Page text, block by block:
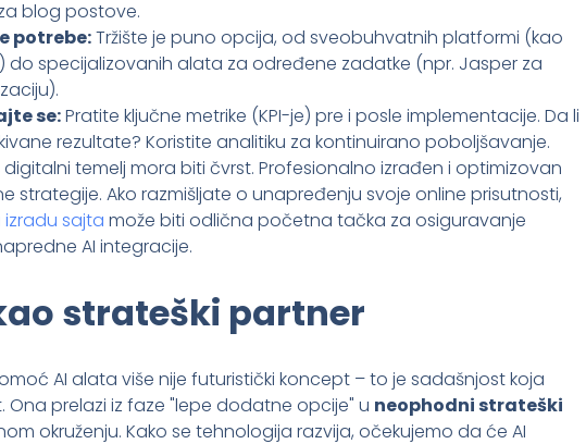
blog postove.
potrebe:Tržište je puno opcija, od sveobuhvatnih platformi (kao
do specijalizovanih alata za određene zadatke (npr. Jasper za
se:Pratite ključne metrike (KPI-je) pre i posle implementacije. Da li
rezultate? Koristite analitiku za kontinuirano poboljšavanje.
temelj mora biti čvrst. Profesionalno izrađen i optimizovan
strategije. Ako razmišljate o unapređenju svoje online prisutnosti,
sajta može biti odlična početna tačka za osiguravanje
AI integracije.
strateški partner
AI alata više nije futuristički koncept – to je sadašnjost koja
prelazi iz faze "lepe dodatne opcije" u neophodni strateški
okruženju. Kako se tehnologija razvija, očekujemo da će AI